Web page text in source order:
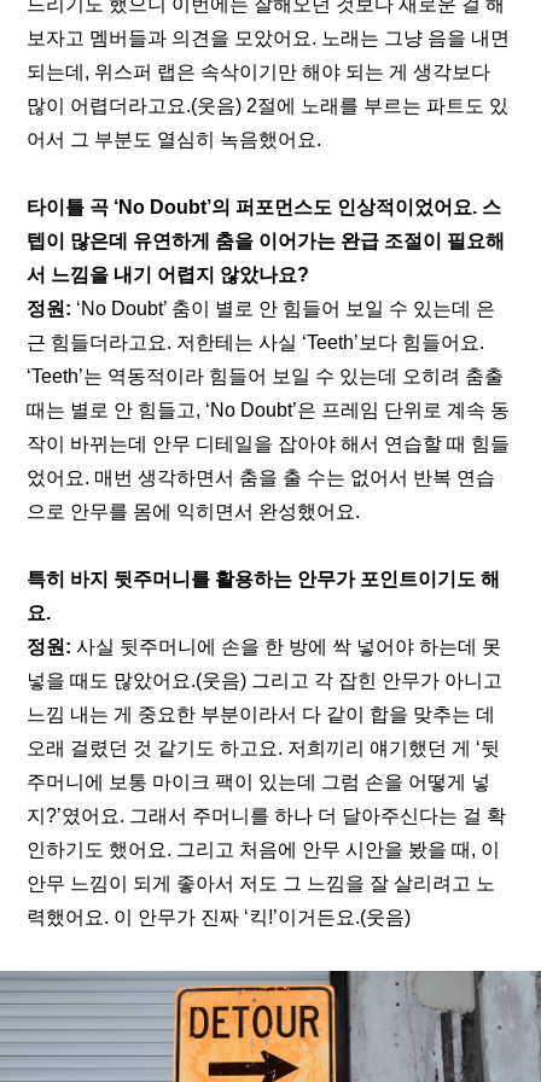
보자고 멤버들과 의견을 모았어요. 노래는 그냥 음을 내면
되는데, 위스퍼 랩은 속삭이기만 해야 되는 게 생각보다
많이 어렵더라고요.(웃음) 2절에 노래를 부르는 파트도 있
어서 그 부분도 열심히 녹음했어요.
타이틀 곡 ‘No Doubt’의 퍼포먼스도 인상적이었어요. 스
텝이 많은데 유연하게 춤을 이어가는 완급 조절이 필요해
서 느낌을 내기 어렵지 않았나요?
정원: ‘No Doubt’ 춤이 별로 안 힘들어 보일 수 있는데 은
근 힘들더라고요. 저한테는 사실 ‘Teeth’보다 힘들어요.
‘Teeth’는 역동적이라 힘들어 보일 수 있는데 오히려 춤출
때는 별로 안 힘들고, ‘No Doubt’은 프레임 단위로 계속 동
작이 바뀌는데 안무 디테일을 잡아야 해서 연습할 때 힘들
었어요. 매번 생각하면서 춤을 출 수는 없어서 반복 연습
으로 안무를 몸에 익히면서 완성했어요.
특히 바지 뒷주머니를 활용하는 안무가 포인트이기도 해
요.
정원: 사실 뒷주머니에 손을 한 방에 싹 넣어야 하는데 못
넣을 때도 많았어요.(웃음) 그리고 각 잡힌 안무가 아니고
느낌 내는 게 중요한 부분이라서 다 같이 합을 맞추는 데
오래 걸렸던 것 같기도 하고요. 저희끼리 얘기했던 게 ‘뒷
주머니에 보통 마이크 팩이 있는데 그럼 손을 어떻게 넣
지?’였어요. 그래서 주머니를 하나 더 달아주신다는 걸 확
인하기도 했어요. 그리고 처음에 안무 시안을 봤을 때, 이
안무 느낌이 되게 좋아서 저도 그 느낌을 잘 살리려고 노
력했어요. 이 안무가 진짜 ‘킥!’이거든요.(웃음)